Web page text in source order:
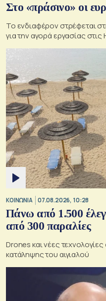
Στο «πράσινο» οι
Το ενδιαφέρον στρέφεται
για την αγορά εργασίας
ΚΟΙΝΩΝΙΑ 07.08.2026, 10:28
Πάνω από 1.500
από 300 παραλίες
Drones και νέες
κατάληψης του αιγιαλού